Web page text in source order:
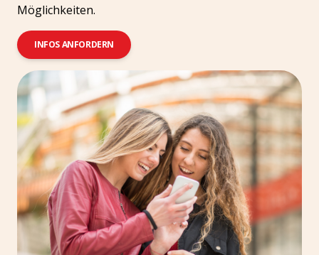
Möglichkeiten.
INFOS ANFORDERN